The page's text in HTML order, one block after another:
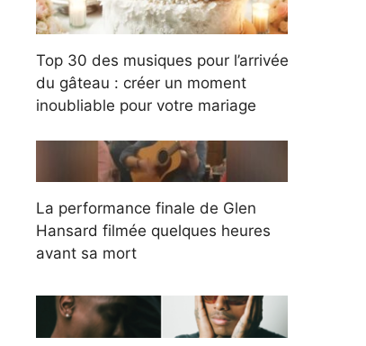
Top 30 des musiques pour l’arrivée
du gâteau : créer un moment
inoubliable pour votre mariage
La performance finale de Glen
Hansard filmée quelques heures
avant sa mort